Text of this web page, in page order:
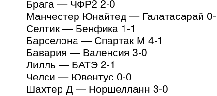
Брага — ЧФР2 2-0
Манчестер Юнайтед — Галатасарай
Селтик — Бенфика 1-1
Барселона — Спартак М 4-1
Бавария — Валенсия 3-0
Лилль — БАТЭ 2-1
Челси — Ювентус 0-0
Шахтер Д — Норшелланн 3-0